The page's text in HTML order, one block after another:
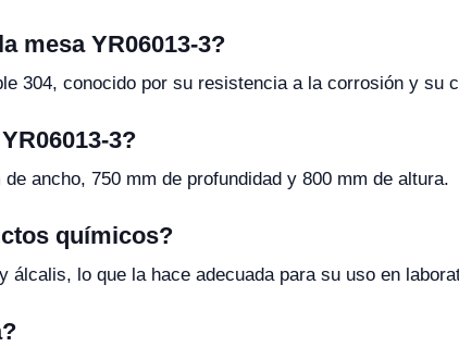
mesa YR06013-3?
304, conocido por su resistencia a la corrosión y su
3?
ancho, 750 mm de profundidad y 800 mm de altura.
químicos?
lo que la hace adecuada para su uso en